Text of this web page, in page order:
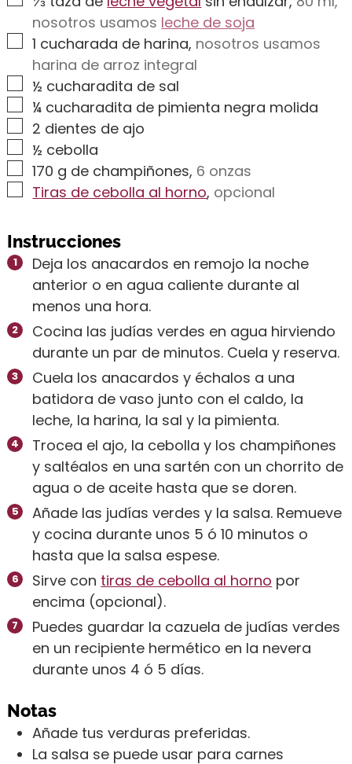
nosotros usamos leche de soja
▢1 cucharada de harina, nosotros usamos
harina de arroz integral
▢
½ cucharadita de sal
▢
¼ cucharadita de pimienta negra molida
▢
2 dientes de ajo
▢
½ cebolla
▢
170 g de champiñones, 6 onzas
▢
Tiras de cebolla al horno, opcional
Instrucciones
Deja los anacardos en remojo la noche
anterior o en agua caliente durante al
menos una hora.
Cocina las judías verdes en agua hirviendo
durante un par de minutos. Cuela y reserva.
Cuela los anacardos y échalos a una
batidora de vaso junto con el caldo, la
leche, la harina, la sal y la pimienta.
Trocea el ajo, la cebolla y los champiñones
y saltéalos en una sartén con un chorrito de
agua o de aceite hasta que se doren.
Añade las judías verdes y la salsa. Remueve
y cocina durante unos 5 ó 10 minutos o
hasta que la salsa espese.
Sirve con tiras de cebolla al horno por
encima (opcional).
Puedes guardar la cazuela de judías verdes
en un recipiente hermético en la nevera
durante unos 4 ó 5 días.
Notas
Añade tus verduras preferidas.
La salsa se puede usar para carnes